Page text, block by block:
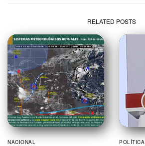
RELATED POSTS
NACIONAL POLÍTICA